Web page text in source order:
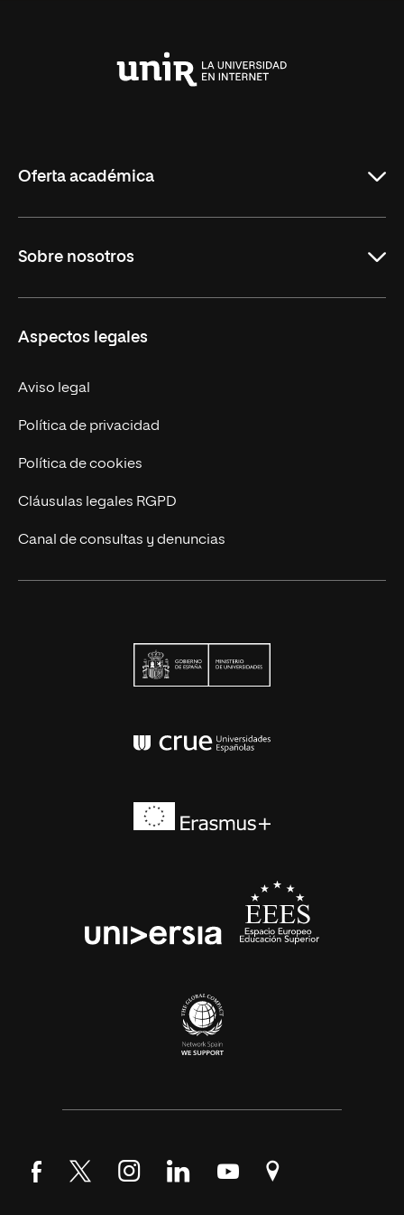
Oferta académica
Formación Continua
Sobre nosotros
Trabaja en UNIR
Actualidad
Contáctanos
Aspectos legales
Aviso legal
Política de privacidad
Política de cookies
Cláusulas legales RGPD
Canal de consultas y denuncias
Síguenos en Facebook
Síguenos en Twitter
Síguenos en Instagram
Síguenos en LinkedIn
Síguenos en YouTube
Encuéntranos en